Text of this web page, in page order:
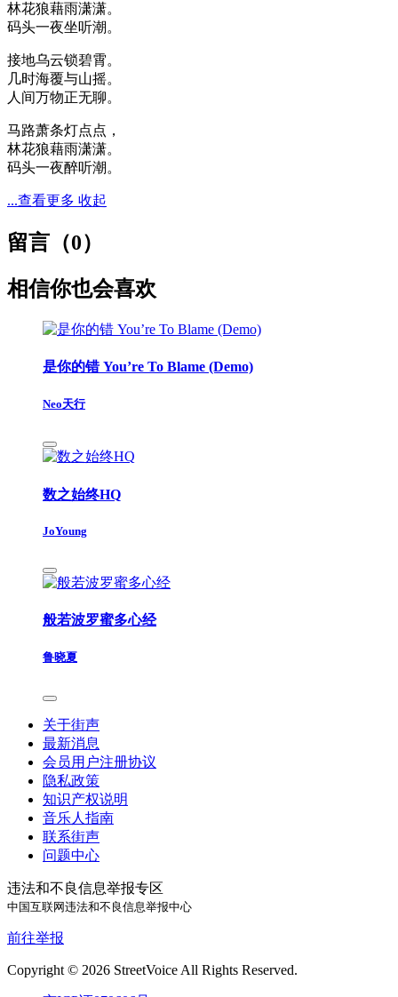
林花狼藉雨潇潇。
码头一夜坐听潮。
接地乌云锁碧霄。
几时海覆与山摇。
人间万物正无聊。
马路萧条灯点点，
林花狼藉雨潇潇。
码头一夜醉听潮。
...查看更多 收起
留言（0）
相信你也会喜欢
是你的错 You’re To Blame (Demo)
Neo天行
数之始终HQ
JoYoung
般若波罗蜜多心经
鲁晓夏
关于街声
最新消息
会员用户注册协议
隐私政策
知识产权说明
音乐人指南
联系街声
问题中心
违法和不良信息举报专区
中国互联网违法和不良信息举报中心
前往举报
Copyright © 2026 StreetVoice All Rights Reserved.